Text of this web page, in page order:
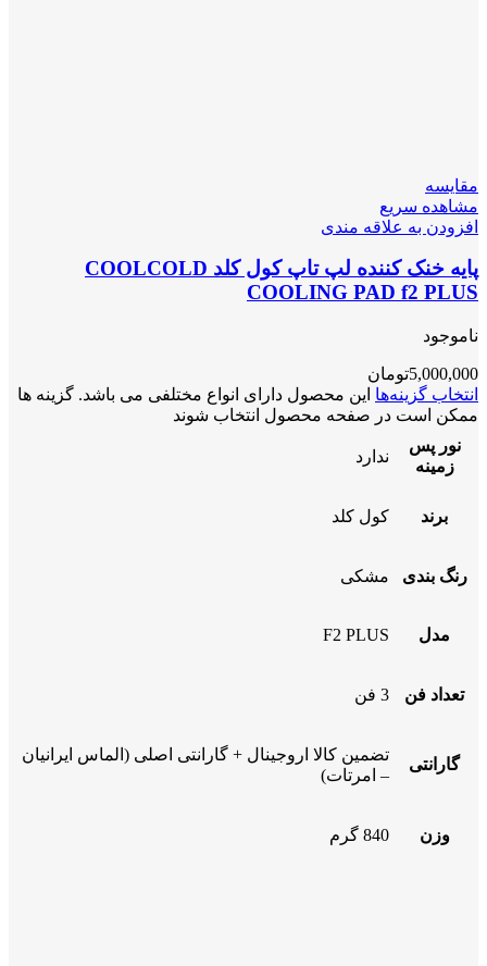
مقایسه
مشاهده سریع
افزودن به علاقه مندی
پایه خنک کننده لپ تاپ کول کلد COOLCOLD
COOLING PAD f2 PLUS
ناموجود
5,000,000تومان
انتخاب گزینه‌ها این محصول دارای انواع مختلفی می باشد. گزینه ها
ممکن است در صفحه محصول انتخاب شوند
نور پس
زمینه
ندارد
برند کول کلد
رنگ بندی مشکی
مدل F2 PLUS
تعداد فن 3 فن
گارانتی
تضمین کالا اروجینال + گارانتی اصلی (الماس ایرانیان
– امرتات)
وزن 840 گرم